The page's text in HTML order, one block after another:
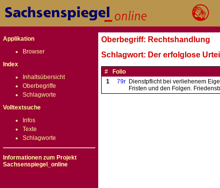
Applikation
Browser
Index
Inhaltsübersicht
Oberbegriffe
Schlagworte
Volltextsuche
Infos
Texte
Schlagworte
Informationen zum Projekt
Sachsenspiegel_online
Oberbegriff: Rechtshandlung
Schlagwort: Der erfolglose
#
Folio
1
79r Dienstpflicht bei verliehenem
Fristen und den Folgen.